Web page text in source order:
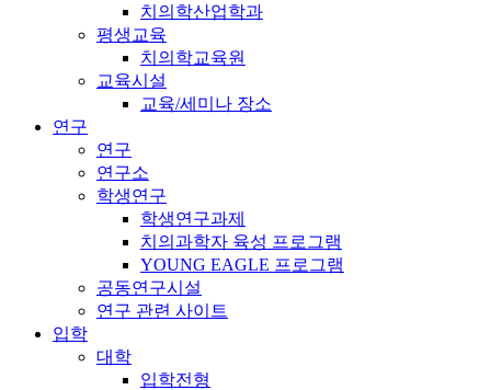
치의학산업학과
평생교육
치의학교육원
교육시설
교육/세미나 장소
연구
연구
연구소
학생연구
학생연구과제
치의과학자 육성 프로그램
YOUNG EAGLE 프로그램
공동연구시설
연구 관련 사이트
입학
대학
입학전형